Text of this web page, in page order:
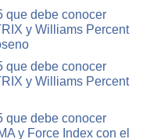
que debe conocer
y Williams Percent
que debe conocer
y Williams Percent
que debe conocer
y Force Index con el